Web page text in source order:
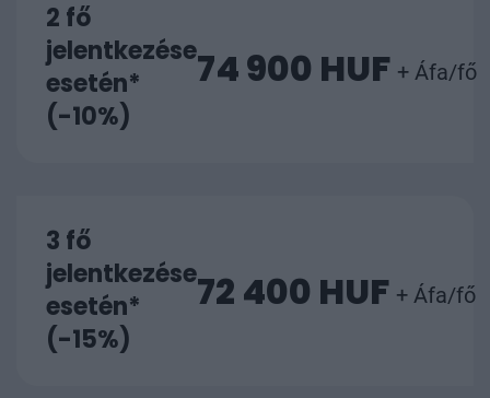
2 fő
jelentkezése
esetén*
(-10%)
74 900 HUF + Áfa/fő
3 fő
jelentkezése
esetén*
(-15%)
72 400 HUF + Áfa/fő